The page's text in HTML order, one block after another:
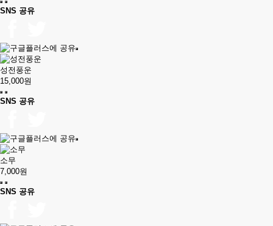
SNS 공유
성전풍운
15,000원
SNS 공유
소무
7,000원
SNS 공유